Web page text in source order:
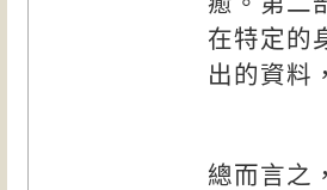
在特定的
出的資料
總而言之